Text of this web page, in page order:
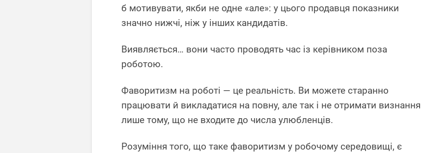
б мотивувати, якби не одне «але»: у цього продавця показники
значно нижчі, ніж у інших кандидатів.
Виявляється… вони часто проводять час із керівником поза
роботою.
Фаворитизм на роботі — це реальність. Ви можете старанно
працювати й викладатися на повну, але так і не отримати визнання
лише тому, що не входите до числа улюбленців.
Розуміння того, що таке фаворитизм у робочому середовищі, є